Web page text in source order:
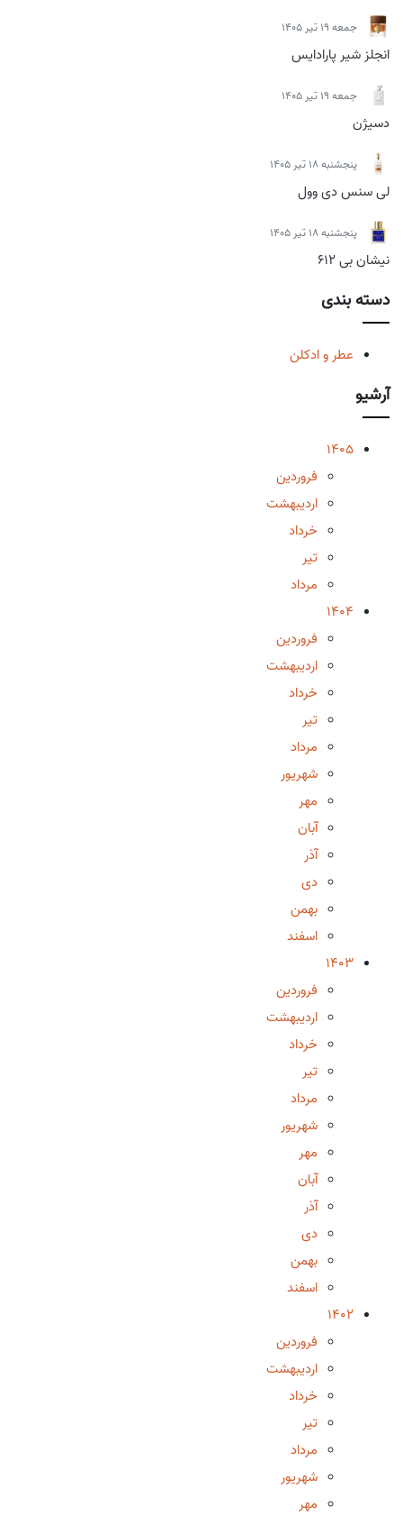
جمعه 19 تیر 1405
انجلز شیر پارادایس
جمعه 19 تیر 1405
دسیژن
پنجشنبه 18 تیر 1405
لی سنس دی وول
پنجشنبه 18 تیر 1405
نیشان بی 612
دسته بندی
عطر و ادکلن
آرشیو
1405
فروردین
اردیبهشت
خرداد
تیر
مرداد
1404
فروردین
اردیبهشت
خرداد
تیر
مرداد
شهریور
مهر
آبان
آذر
دی
بهمن
اسفند
1403
فروردین
اردیبهشت
خرداد
تیر
مرداد
شهریور
مهر
آبان
آذر
دی
بهمن
اسفند
1402
فروردین
اردیبهشت
خرداد
تیر
مرداد
شهریور
مهر